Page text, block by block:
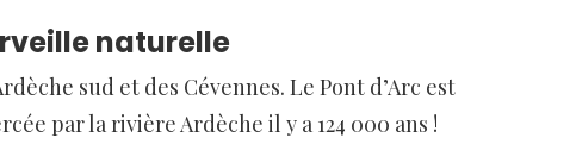
naturelle
sud et des Cévennes. Le Pont d’Arc est
par la rivière Ardèche il y a 124 000 ans !